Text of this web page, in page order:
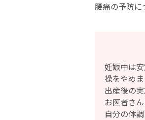
腰痛の予防に
妊娠中は
操をやめま
出産後の
お医者さ
自分の体